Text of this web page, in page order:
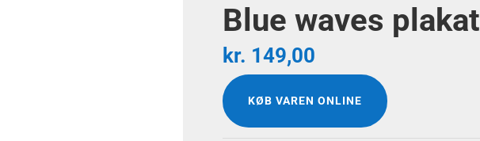
Blue waves plakat
kr. 149,00
KØB VAREN ONLINE